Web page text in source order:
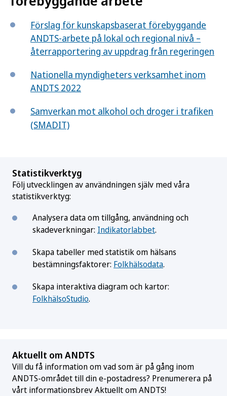
Förslag för kunskapsbaserat förebyggande
ANDTS-arbete på lokal och regional nivå –
återrapportering av uppdrag från regeringen
Nationella myndigheters verksamhet inom
ANDTS 2022
Samverkan mot alkohol och droger i trafiken
(SMADIT)
Statistikverktyg
Följ utvecklingen av användningen själv med våra
statistikverktyg:
Analysera data om tillgång, användning och
skadeverkningar: Indikatorlabbet.
Skapa tabeller med statistik om hälsans
bestämningsfaktorer: Folkhälsodata.
Skapa interaktiva diagram och kartor:
FolkhälsoStudio.
Aktuellt om ANDTS
Vill du få information om vad som är på gång inom
ANDTS-området till din e-postadress? Prenumerera på
vårt informationsbrev Aktuellt om ANDTS!